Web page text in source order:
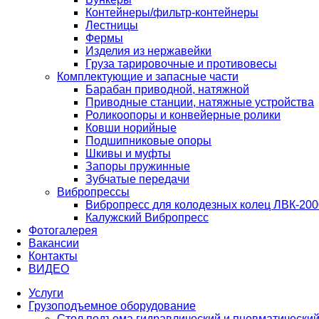
Контейнеры/фильтр-контейнеры
Лестницы
Фермы
Изделия из нержавейки
Груза тарировочные и противовесы
Комплектующие и запасные части
Барабан приводной, натяжной
Приводные станции, натяжные устройства
Роликоопоры и конвейерные ролики
Ковши норийные
Подшипниковые опоры
Шкивы и муфты
Запоры пружинные
Зубчатые передачи
Вибропрессы
Вибропресс для колодезных колец ЛВК-
Калужский Вибропресс
Фотогалерея
Вакансии
Контакты
ВИДЕО
Услуги
Грузоподъемное оборудование